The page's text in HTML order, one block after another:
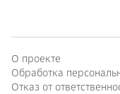
О проекте
Обработка
Отказ от